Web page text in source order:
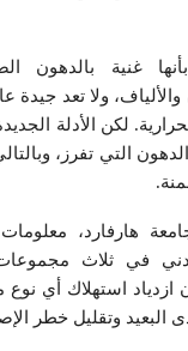
غنية بالدهون
والألياف، ولا تعد
لكن الأدلة
التي تفرز،
هارفارد،
في ثلاث
ازدياد استهلاك أي نوع
البعيد وتقليل خطر